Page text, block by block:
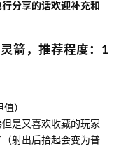
分享的话欢迎补充和
箭，推荐程度：1
）
是又喜欢收藏的玩家
射出后拾起会变为普